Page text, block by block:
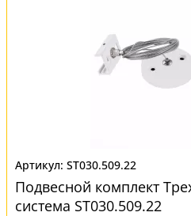
ST030.509.22
Подвесной комплект
система ST030.509.22